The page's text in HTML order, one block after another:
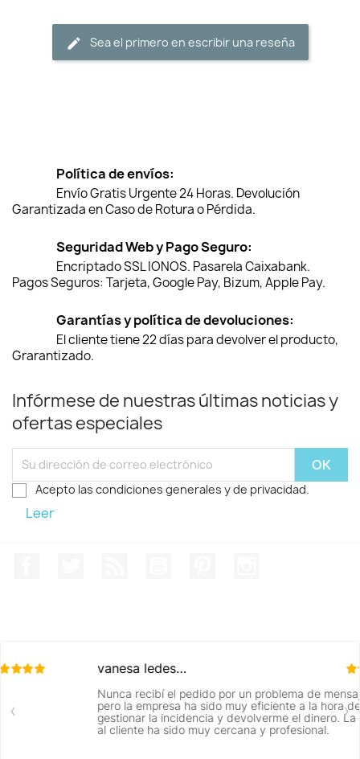
Sea el primero en escribir una reseña
Política de envíos:
Envío Gratis Urgente 24 Horas. Devolución
Garantizada en Caso de Rotura o Pérdida.
Seguridad Web y Pago Seguro:
Encriptado SSL IONOS. Pasarela Caixabank.
Pagos Seguros: Tarjeta, Google Pay, Bizum, Apple Pay.
Garantías y política de devoluciones:
El cliente tiene 22 días para devolver el producto,
Grarantizado.
Infórmese de nuestras últimas noticias y
ofertas especiales
Acepto las condiciones generales y de privacidad.
Leer